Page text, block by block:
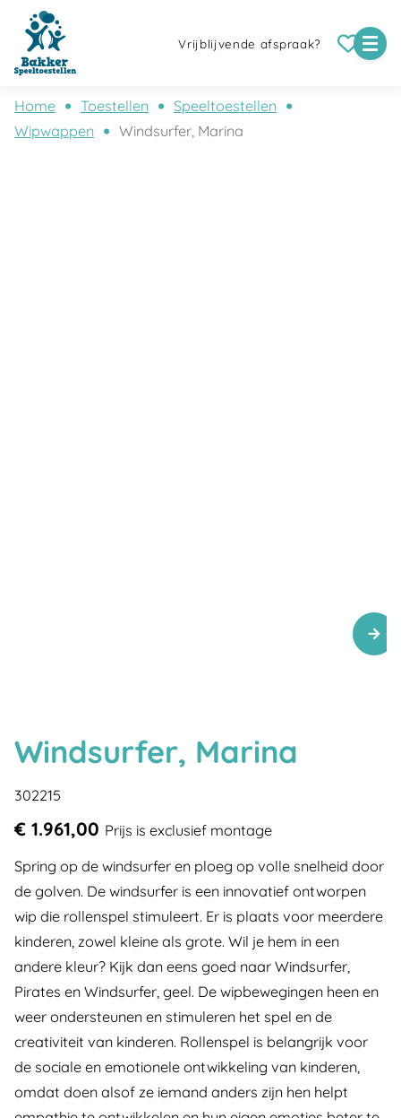
Vrijblijvende afspraak?
Home Toestellen
Speeltoestellen
Wipwappen
Windsurfer, Marina
Windsurfer, Marina
302215
€ 1.961,00 Prijs is exclusief montage
Spring op de windsurfer en ploeg op volle snelheid door
de golven. De windsurfer is een innovatief ontworpen
wip die rollenspel stimuleert. Er is plaats voor meerdere
kinderen, zowel kleine als grote. Wil je hem in een
andere kleur? Kijk dan eens goed naar Windsurfer,
Pirates en Windsurfer, geel. De wipbewegingen heen en
weer ondersteunen en stimuleren het spel en de
creativiteit van kinderen. Rollenspel is belangrijk voor
de sociale en emotionele ontwikkeling van kinderen,
omdat doen alsof ze iemand anders zijn hen helpt